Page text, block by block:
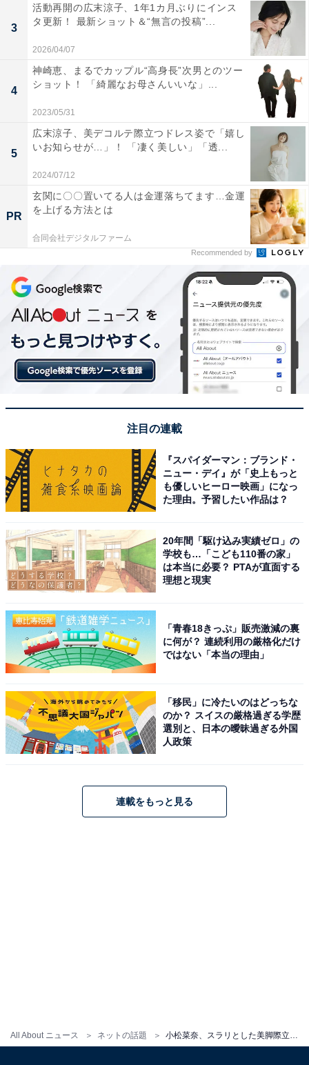
All About ニュース ネットの話題
3
活動再開の広末涼子、1年1カ月ぶりにインス
タ更新！ 最新ショット＆“無言の投稿”...
2026/04/07
4
神崎恵、まるでカップル“高身長”次男とのツー
ショット！ 「綺麗なお母さんいいな」...
2023/05/31
5
広末涼子、美デコルテ際立つドレス姿で「嬉し
いお知らせが…」！ 「凄く美しい」「透...
2024/07/12
PR
玄関に〇〇置いてる人は金運落ちてます…金運
を上げる方法とは
合同会社デジタルファーム
Recommended by
注目の連載
『スパイダーマン：ブランド・
ニュー・デイ』が「史上もっと
も優しいヒーロー映画」になっ
た理由。予習したい作品は？
20年間「駆け込み実績ゼロ」の
学校も…「こども110番の家」
は本当に必要？ PTAが直面する
理想と現実
「青春18きっぷ」販売激減の裏
に何が？ 連続利用の厳格化だけ
ではない「本当の理由」
「移民」に冷たいのはどっちな
のか？ スイスの厳格過ぎる学歴
選別と、日本の曖昧過ぎる外国
人政策
連載をもっと見る